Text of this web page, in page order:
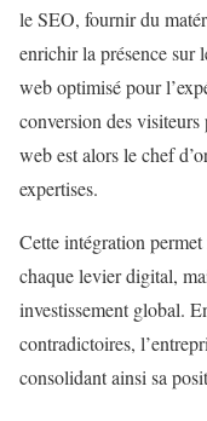
le SEO, fournir du
enrichir la présence sur
web optimisé pour
conversion des visiteurs
web est alors le chef
expertises.
Cette intégration
chaque levier digital,
investissement global.
contradictoires,
consolidant ainsi sa